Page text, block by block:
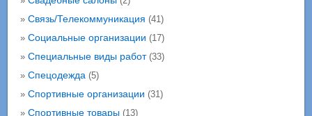
» Связь/Телекоммуникация (41)
» Социальные организации (17)
» Специальные виды работ(33)
» Спецодежда(5)
» Спортивные организации (31)
» Спортивные товары(13)